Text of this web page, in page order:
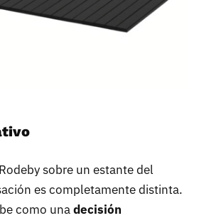
sobre un estante del
es completamente distinta.
como unadecisión